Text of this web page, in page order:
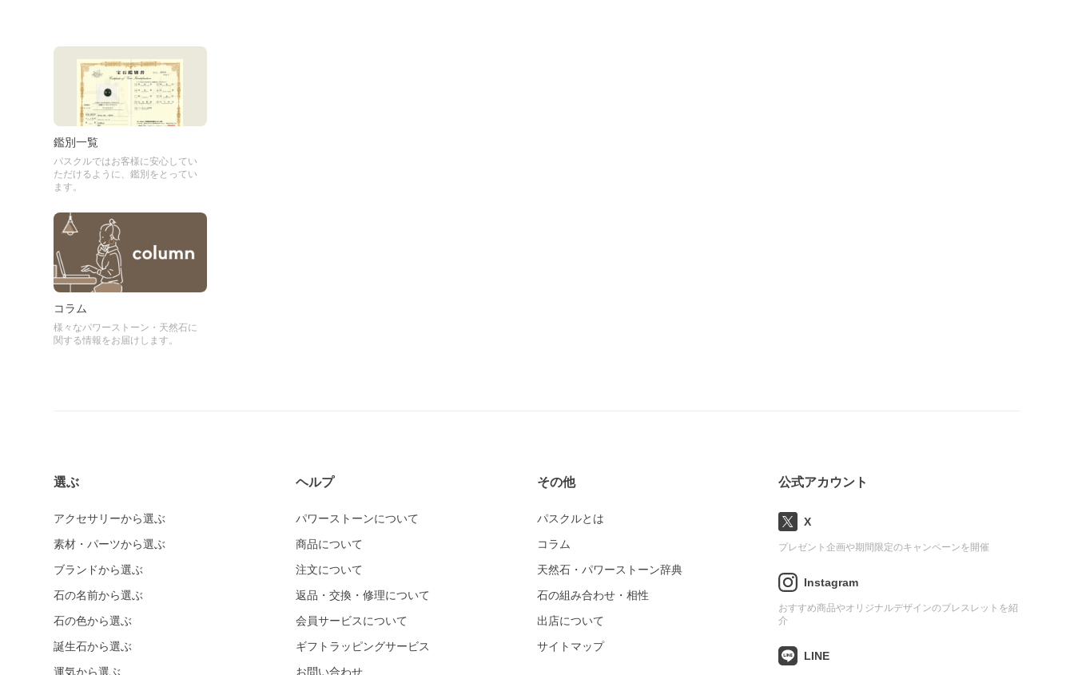
鑑別一覧
パスクルではお客様に安心してい
ただけるように、鑑別をとってい
ます。
コラム
様々なパワーストーン・天然石に
関する情報をお届けします。
選ぶ
アクセサリーから選ぶ
素材・パーツから選ぶ
ブランドから選ぶ
石の名前から選ぶ
石の色から選ぶ
誕生石から選ぶ
運気から選ぶ
ヘルプ
パワーストーンについて
商品について
注文について
返品・交換・修理について
会員サービスについて
ギフトラッピングサービス
お問い合わせ
その他
パスクルとは
コラム
天然石・パワーストーン辞典
石の組み合わせ・相性
出店について
サイトマップ
公式アカウント
X
プレゼント企画や期間限定のキャンペーンを開催
Instagram
おすすめ商品やオリジナルデザインのブレスレットを紹
介
LINE